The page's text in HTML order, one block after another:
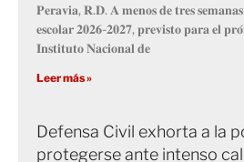
𝐏𝐞𝐫𝐚𝐯𝐢𝐚, 𝐑.𝐃. 𝐀 𝐦𝐞𝐧𝐨𝐬 𝐝𝐞 𝐭𝐫𝐞𝐬 𝐬𝐞𝐦𝐚𝐧𝐚𝐬
𝐞𝐬𝐜𝐨𝐥𝐚𝐫 𝟐𝟎𝟐𝟔-𝟐𝟎𝟐𝟕, 𝐩𝐫𝐞𝐯𝐢𝐬𝐭𝐨 𝐩𝐚𝐫𝐚 𝐞𝐥
𝐈𝐧𝐬𝐭𝐢𝐭𝐮𝐭𝐨 𝐍𝐚𝐜𝐢𝐨𝐧𝐚𝐥 𝐝𝐞
Leer más »
Defensa Civil exhorta a la
protegerse ante intenso